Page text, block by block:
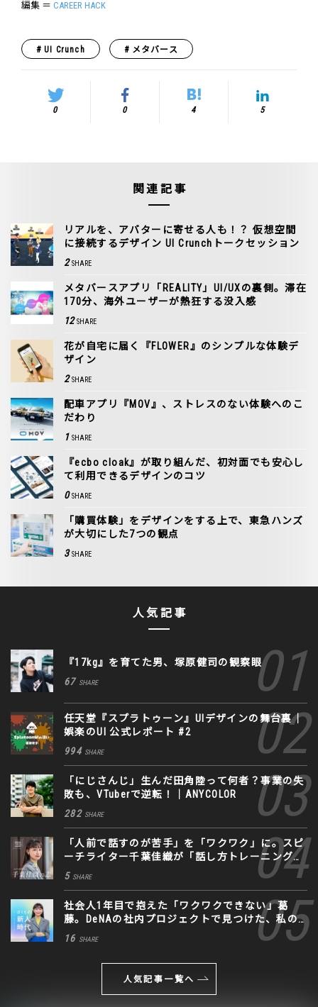
編集 ＝ CAREER HACK
UI Crunch メタバース
0 0 4 5
関連記事
リアルを、アバターに寄せる人も！？ 仮想空間
に接続するデザイン UI Crunchトークセッション
2 SHARE
メタバースアプリ「REALITY」UI/UXの裏側。滞在
170分、海外ユーザーが熱狂する没入感
12 SHARE
花が自宅に届く『FLOWER』のシンプルな体験デ
ザイン
2 SHARE
配車アプリ『MOV』、ストレスのない体験へのこ
だわり
1 SHARE
『ecbo cloak』が取り組んだ、初対面でも安心し
て利用できるデザインのコツ
0 SHARE
「購買体験」をデザインをする上で、東急ハンズ
が大切にした7つの観点
3 SHARE
人気記事
『17kg』を育てた男、塚原健司の観察眼
67 SHARE
任天堂『スプラトゥーン』UIデザインの舞台裏｜
娯楽のUI 公式レポート #2
994 SHARE
「にじさんじ」生んだ田角陸って何者？事業の失
敗も、VTuberで逆転！｜ANYCOLOR
282 SHARE
「人前で話すのが苦手」を「ワクワク」に。スピ
ーチライター千葉佳織が「話し方トレーニング」
に込めた思い
5 SHARE
社会人1年目で抱えた「ワクワクできない」葛
藤。DeNAの社内プロジェクトで見つけた、私の
生きる道
16 SHARE
人気記事一覧へ